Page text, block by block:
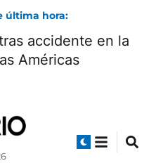
última hora:
accidente en la
Américas